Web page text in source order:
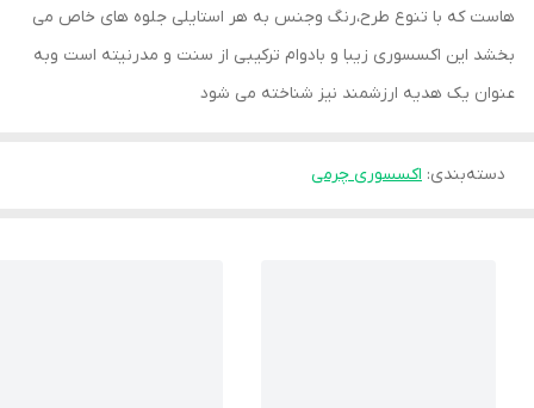
هاست که با تنوع طرح،رنگ وجنس به هر استایلی جلوه های خاص می
بخشد این اکسسوری زیبا و بادوام ترکیبی از سنت و مدرنیته است وبه
عنوان یک هدیه ارزشمند نیز شناخته می شود
دسته‌بندی: اکسسوری چرمی